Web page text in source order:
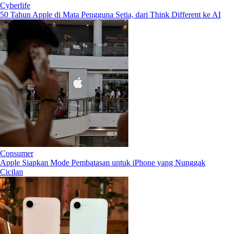
Cyberlife
50 Tahun Apple di Mata Pengguna Setia, dari Think Different ke AI
Consumer
Apple Siapkan Mode Pembatasan untuk iPhone yang Nunggak
Cicilan